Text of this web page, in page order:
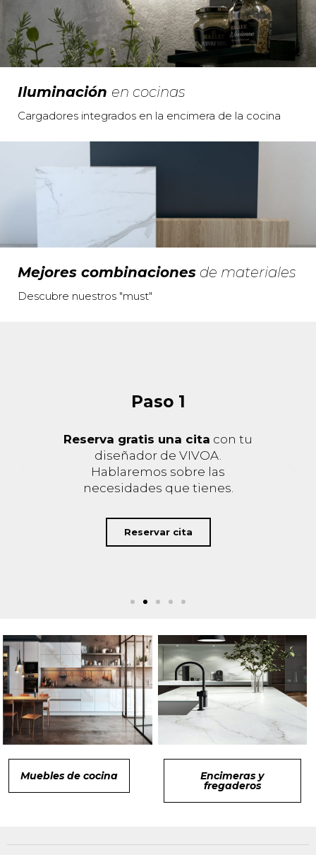
Iluminación en cocinas
Cargadores integrados en la encimera de la cocina
Mejores combinaciones de materiales
Descubre nuestros "must"
Paso 2
el proyecto y te visitará en tu
diferentes materiales y
comentar los detalles del
proyecto.
Reservar cita
Muebles de cocina Encimeras y
fregaderos